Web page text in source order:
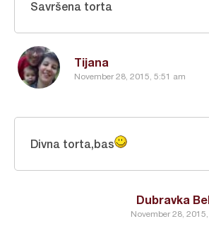
Tijana
November 28, 2015, 5:51 am
Savršena torta
Dubravka
November 28,
Divna torta,bas